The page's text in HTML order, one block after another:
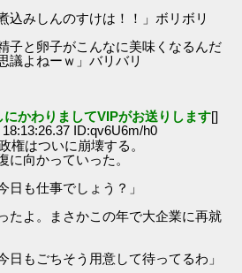
込みしんのすけは！！」ボリボリ
子と卵子がこんなに美味くなるんだ
議よねーｗ」バリバリ
にかわりましてVIPがお送りします[]
ID:qv6U6m/h0
権はついに崩壊する。
に向かっていった。
も仕事でしょう？」
たよ。まさかこの年で大企業に再就
もごちそう用意して待ってるわ」